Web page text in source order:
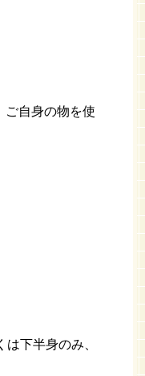
ご自身の物を使
下半身のみ、